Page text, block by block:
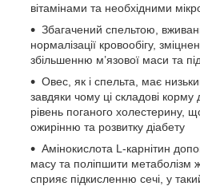
вітамінами та необхідними
Збагачений спельтою,
нормалізації кровообігу,
збільшенню м’язової маси та
Овес, як і спельта, має
завдяки чому ці складові
рівень поганого холестерину,
ожирінню та розвитку діабету
Амінокислота L-карнітин
масу та поліпшити метаболізм
сприяє підкисленню сечі, у